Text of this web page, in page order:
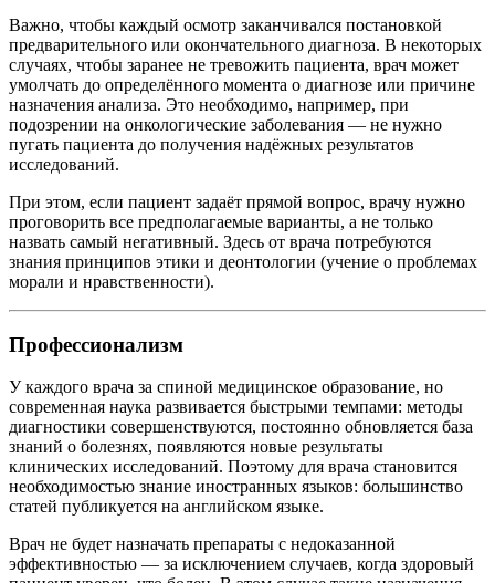
Важно, чтобы каждый осмотр заканчивался постановкой
предварительного или окончательного диагноза. В некоторых
случаях, чтобы заранее не тревожить пациента, врач может
умолчать до определённого момента о диагнозе или причине
назначения анализа. Это необходимо, например, при
подозрении на онкологические заболевания — не нужно
пугать пациента до получения надёжных результатов
исследований.
При этом, если пациент задаёт прямой вопрос, врачу нужно
проговорить все предполагаемые варианты, а не только
назвать самый негативный. Здесь от врача потребуются
знания принципов этики и деонтологии (учение о проблемах
морали и нравственности).
Профессионализм
У каждого врача за спиной медицинское образование, но
современная наука развивается быстрыми темпами: методы
диагностики совершенствуются, постоянно обновляется база
знаний о болезнях, появляются новые результаты
клинических исследований. Поэтому для врача становится
необходимостью знание иностранных языков: большинство
статей публикуется на английском языке.
Врач не будет назначать препараты с недоказанной
эффективностью — за исключением случаев, когда здоровый